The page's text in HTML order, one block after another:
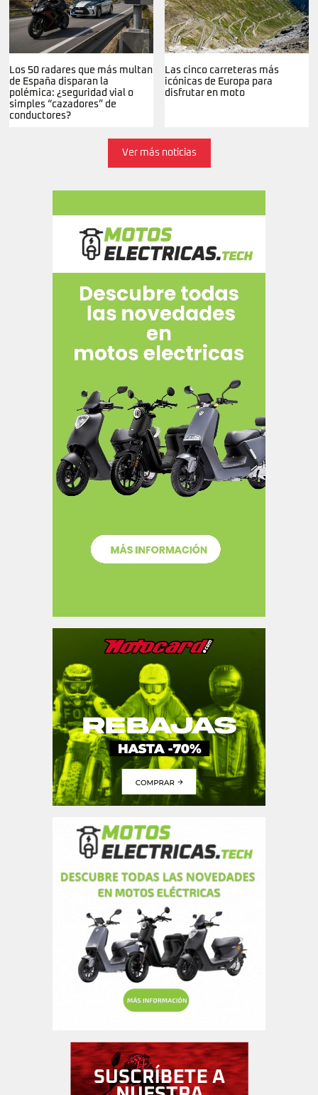
Los 50 radares que más multan
de España disparan la
polémica: ¿seguridad vial o
simples “cazadores” de
conductores?
Las cinco carreteras más
icónicas de Europa para
disfrutar en moto
Ver más noticias